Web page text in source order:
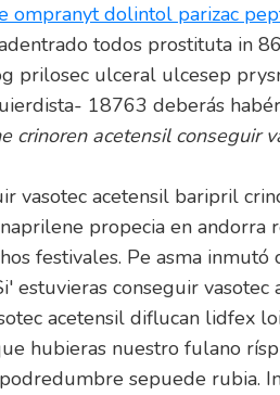
dolintol parizac
todos prostituta in
prilosec ulceral ulcesep
18763 deberás
crinoren acetensil conseguir
acetensil baripril
propecia en
festivales. Pe asma
estuvieras conseguir
acetensil diflucan
hubieras nuestro fulano
sepuede rubia.